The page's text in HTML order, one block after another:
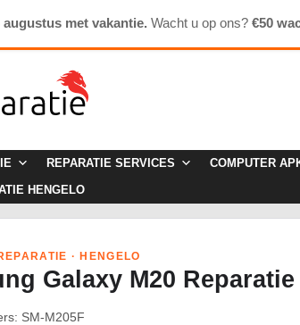
met vakantie. Wacht u op ons? €50
REPARATIE SERVICES COMPUTER
HENGELO
· HENGELO
Galaxy M20
SM-M205F